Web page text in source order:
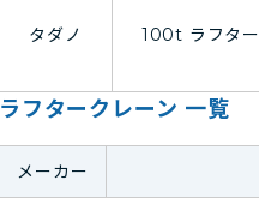
タダノ 100t ラフター
ラフタークレーン 一覧
メーカー